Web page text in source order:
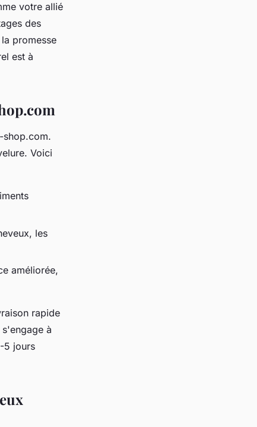
votre allié
des
promesse
est à
shop.com.
Voici
les
améliorée,
rapide
à
5 jours